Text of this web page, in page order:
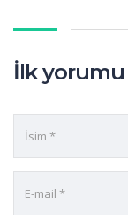
İlk yorumu